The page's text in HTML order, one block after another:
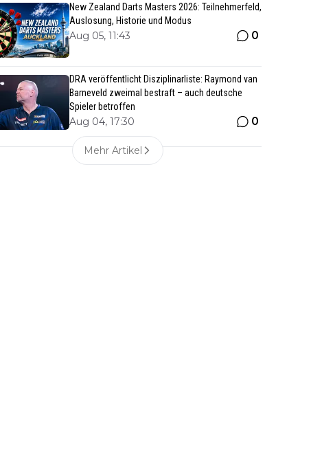
New Zealand Darts Masters 2026: Teilnehmerfeld,
Auslosung, Historie und Modus
Aug 05, 11:43 0
DRA veröffentlicht Disziplinarliste: Raymond van
Barneveld zweimal bestraft – auch deutsche
Spieler betroffen
Aug 04, 17:30 0
Mehr Artikel